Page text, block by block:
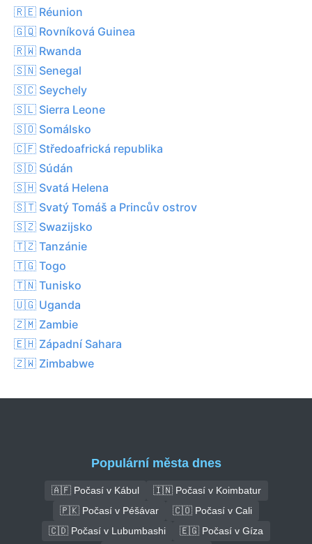
🇷🇪 Réunion
🇬🇶 Rovníková Guinea
🇷🇼 Rwanda
🇸🇳 Senegal
🇸🇨 Seychely
🇸🇱 Sierra Leone
🇸🇴 Somálsko
🇨🇫 Středoafrická republika
🇸🇩 Súdán
🇸🇭 Svatá Helena
🇸🇹 Svatý Tomáš a Princův ostrov
🇸🇿 Swazijsko
🇹🇿 Tanzánie
🇹🇬 Togo
🇹🇳 Tunisko
🇺🇬 Uganda
🇿🇲 Zambie
🇪🇭 Západní Sahara
🇿🇼 Zimbabwe
Populární města dnes
🇦🇫 Počasí v Kábul
🇮🇳 Počasí v Koimbatur
🇵🇰 Počasí v Péšávar
🇨🇴 Počasí v Cali
🇨🇩 Počasí v Lubumbashi
🇪🇬 Počasí v Gíza